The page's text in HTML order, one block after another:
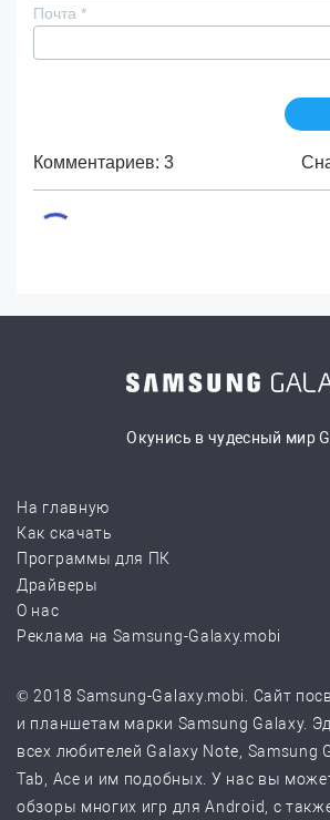
Почта *
Комментариев: 3
Окунись в чудесный мир
На главную
Как скачать
Программы для ПК
Драйверы
О нас
Реклама на Samsung-Galaxy.mobi
© 2018 Samsung-Galaxy.mobi. Сайт
и планшетам марки Samsung Galaxy.
всех любителей Galaxy Note, Samsung
Tab, Ace и им подобных. У нас вы
обзоры многих игр для Android, с